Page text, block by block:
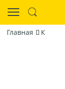
Главная К